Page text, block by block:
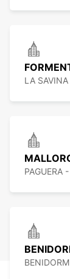
LA
PAGUERA